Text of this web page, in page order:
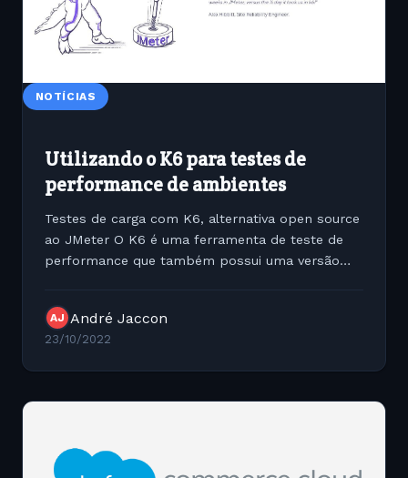
NOTÍCIAS
Utilizando o K6 para testes de
performance de ambientes
Testes de carga com K6, alternativa open source
ao JMeter O K6 é uma ferramenta de teste de
performance que também possui uma versão
AJ André Jaccon
23/10/2022